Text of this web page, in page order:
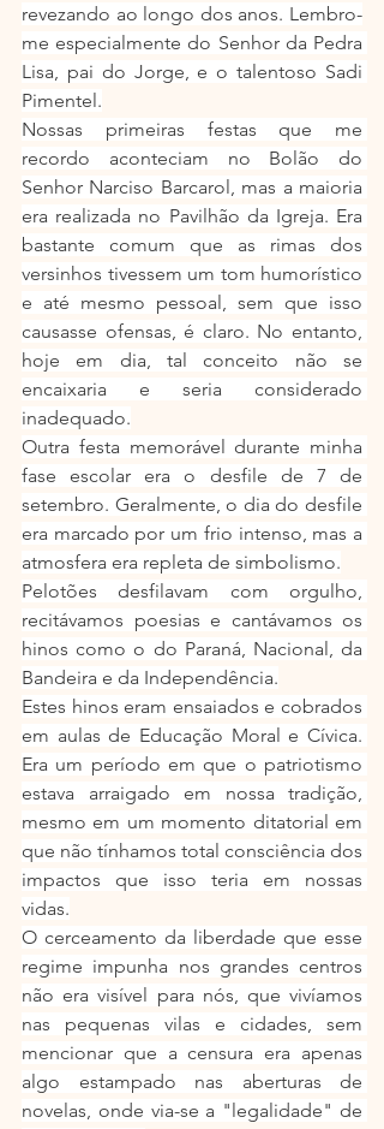
revezando ao longo dos anos. Lembro-
me especialmente do Senhor da Pedra
Lisa, pai do Jorge, e o talentoso Sadi
Pimentel.
Nossas primeiras festas que me
recordo aconteciam no Bolão do
Senhor Narciso Barcarol, mas a maioria
era realizada no Pavilhão da Igreja. Era
bastante comum que as rimas dos
versinhos tivessem um tom humorístico
e até mesmo pessoal, sem que isso
causasse ofensas, é claro. No entanto,
hoje em dia, tal conceito não se
encaixaria e seria considerado
inadequado.
Outra festa memorável durante minha
fase escolar era o desfile de 7 de
setembro. Geralmente, o dia do desfile
era marcado por um frio intenso, mas a
atmosfera era repleta de simbolismo.
Pelotões desfilavam com orgulho,
recitávamos poesias e cantávamos os
hinos como o do Paraná, Nacional, da
Bandeira e da Independência.
Estes hinos eram ensaiados e cobrados
em aulas de Educação Moral e Cívica.
Era um período em que o patriotismo
estava arraigado em nossa tradição,
mesmo em um momento ditatorial em
que não tínhamos total consciência dos
impactos que isso teria em nossas
vidas.
O cerceamento da liberdade que esse
regime impunha nos grandes centros
não era visível para nós, que vivíamos
nas pequenas vilas e cidades, sem
mencionar que a censura era apenas
algo estampado nas aberturas de
novelas, onde via-se a "legalidade" de